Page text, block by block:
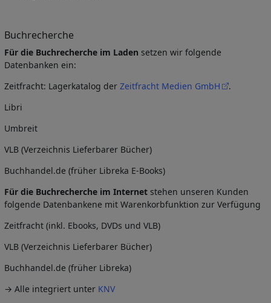
Buchrecherche
Für die Buchrecherche im Laden setzen wir folgende
Datenbanken ein:
Zeitfracht: Lagerkatalog der Zeitfracht Medien GmbH
.
Libri
Umbreit
VLB (Verzeichnis Lieferbarer Bücher)
Buchhandel.de (früher Libreka E-Books)
Für die Buchrecherche im Internet stehen unseren Kunden
folgende Datenbankene mit Warenkorbfunktion zur Verfügung
Zeitfracht (inkl. Ebooks, DVDs und VLB)
VLB (Verzeichnis Lieferbarer Bücher)
Buchhandel.de (früher Libreka)
→ Alle integriert unter KNV